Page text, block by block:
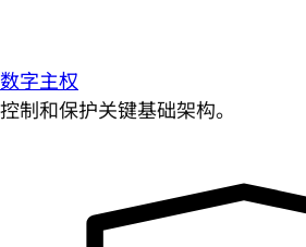
数字主权
控制和保护关键基础架构。